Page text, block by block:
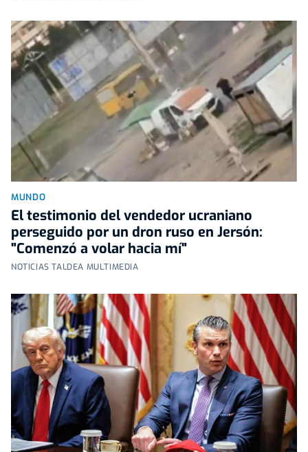
MUNDO
El testimonio del vendedor ucraniano
perseguido por un dron ruso en Jersón:
"Comenzó a volar hacia mí"
NOTICIAS TALDEA MULTIMEDIA